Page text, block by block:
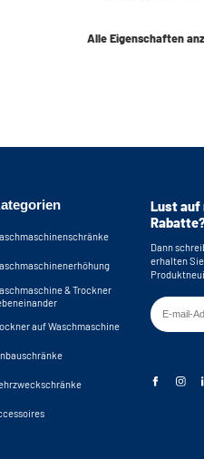
Alle Eigenschaften
& Trockner
auf Waschmaschine
Lust auf
Dann
erhalten